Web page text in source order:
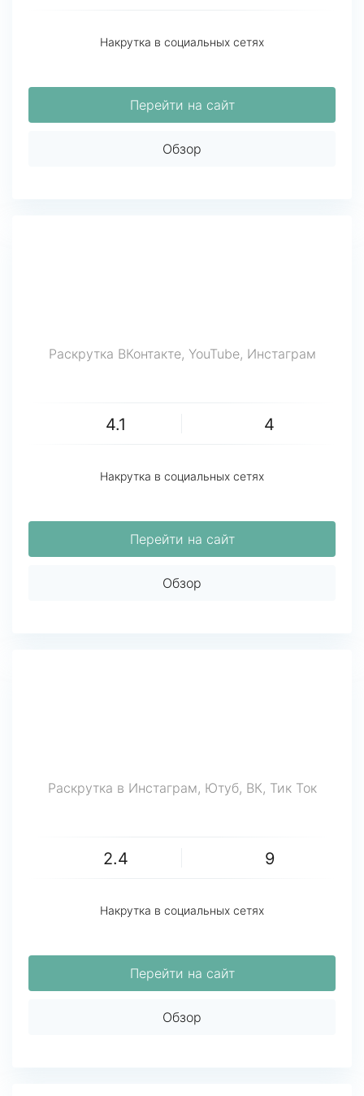
Накрутка в социальных сетях
Перейти на сайт
Обзор
Раскрутка ВКонтакте, YouTube, Инстаграм
4.1 4
Накрутка в социальных сетях
Перейти на сайт
Обзор
Раскрутка в Инстаграм, Ютуб, ВК, Тик Ток
2.4 9
Накрутка в социальных сетях
Перейти на сайт
Обзор